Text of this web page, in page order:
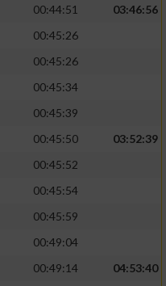
00:44:51
03:46:56
00:45:26
00:45:26
00:45:34
00:45:39
00:45:50
03:52:39
00:45:52
00:45:54
00:45:59
00:49:04
00:49:14
04:53:40